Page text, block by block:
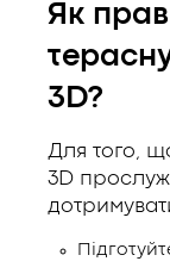
Як
3D?
Для того,
3D